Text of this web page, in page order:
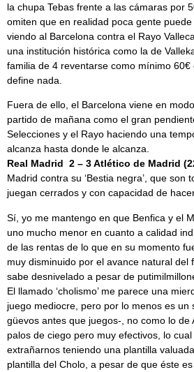
la chupa Tebas frente a las cámaras por
omiten que en realidad poca gente
viendo al Barcelona contra el Rayo
una institución histórica como la de
familia de 4 reventarse como mínimo
define nada.
Fuera de ello, el Barcelona viene en
partido de mañana como el gran
Selecciones y el Rayo haciendo una
alcanza hasta donde le alcanza.
Real Madrid 2 – 3 Atlético de Madrid
Madrid contra su ‘Bestia negra’, que son
juegan cerrados y con capacidad de
Sí, yo me mantengo en que Benfica y el
uno mucho menor en cuanto a calidad
de las rentas de lo que en su momento
muy disminuido por el avance natural del
sabe desnivelado a pesar de
El llamado ‘cholismo’ me parece una
juego mediocre, pero por lo menos es un
güevos antes que juegos-, no como lo de
palos de ciego pero muy efectivos, lo
extrañarnos teniendo una plantilla
plantilla del Cholo, a pesar de que éste